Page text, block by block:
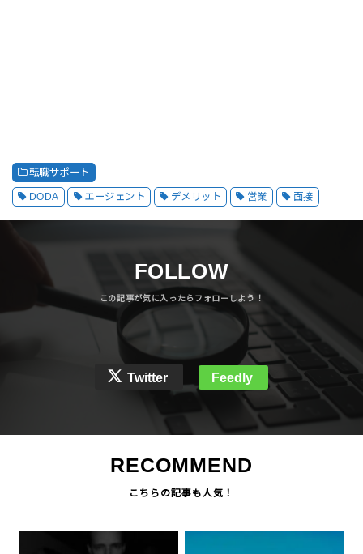
転職サポート
DODA エージェント デメリット 営業 面接
FOLLOW
Twitter Feedly
RECOMMEND